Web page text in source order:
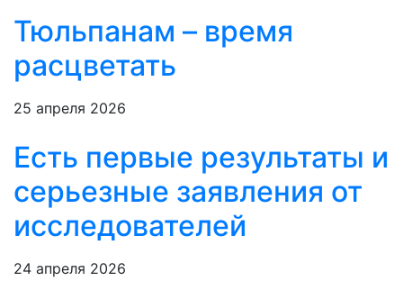
Тюльпанам – время
расцветать
25 апреля 2026
Есть первые результаты и
серьезные заявления от
исследователей
24 апреля 2026